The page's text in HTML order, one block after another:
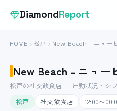
DiamondReport
HOME 松戸 New Beach - ニュー
New Beach - ニュー
松戸の社交飲食店 ｜ 出勤状況・シ
松戸
社交飲食店 12:00〜